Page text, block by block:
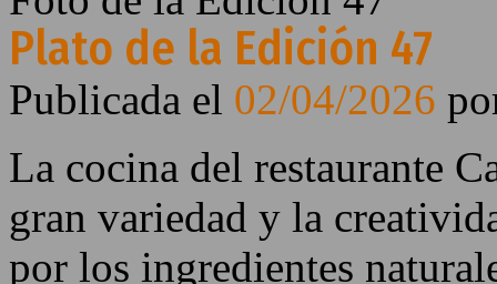
Plato de la Edición 47
Publicada el 02/04/2026
La cocina del restaurante
gran variedad y la
por los ingredientes